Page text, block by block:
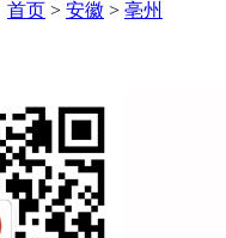
首页 > 安徽 > 亳州